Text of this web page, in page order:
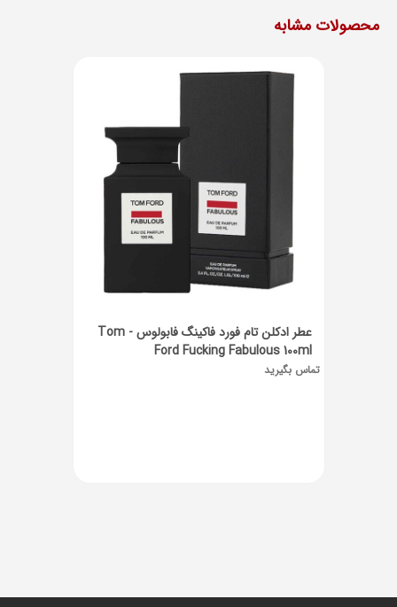
محصولات مشابه
عطر ادکلن تام فورد فاکینگ فابولوس - Tom
Ford Fucking Fabulous 100ml
تماس بگیرید